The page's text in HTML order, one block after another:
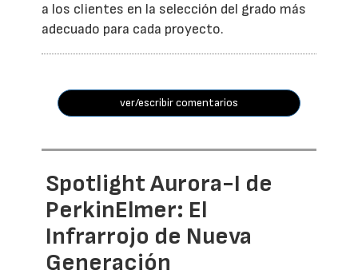
a los clientes en la selección del grado más
adecuado para cada proyecto.
ver/escribir comentarios
Spotlight Aurora-I de
PerkinElmer: El
Infrarrojo de Nueva
Generación